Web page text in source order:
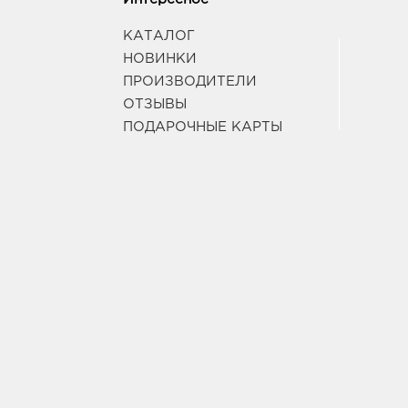
КАТАЛОГ
НОВИНКИ
ПРОИЗВОДИТЕЛИ
ОТЗЫВЫ
ПОДАРОЧНЫЕ КАРТЫ